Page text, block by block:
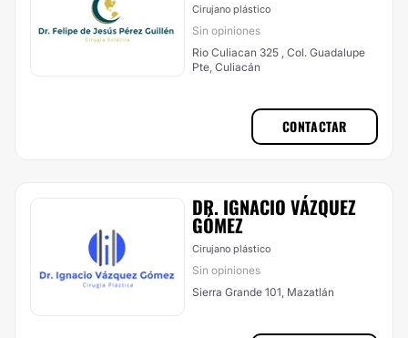
Cirujano plástico
Sin opiniones
Rio Culiacan 325 , Col. Guadalupe
Pte, Culiacán
CONTACTAR
DR. IGNACIO VÁZQUEZ
GÓMEZ
Cirujano plástico
Sin opiniones
Sierra Grande 101, Mazatlán